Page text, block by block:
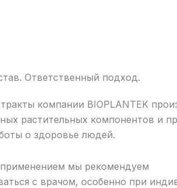
Ответственный подход.
компании BIOPLANTEK
растительных компонентов и
о здоровье людей.
мы рекомендуем
с врачом, особенно при